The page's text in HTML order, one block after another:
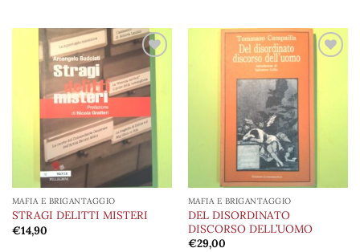
Aggiungi
alla lista
dei
desideri
MAFIA E BRIGANTAGGIO
STRAGI DELITTI MISTERI
€14,90
MAFIA E BRIGANTAGGIO
DEL DISORDINATO
DISCORSO DELL’UOMO
€29,00